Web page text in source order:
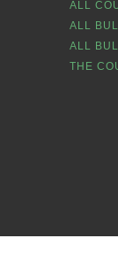
ALL
ALL
ALL
THE